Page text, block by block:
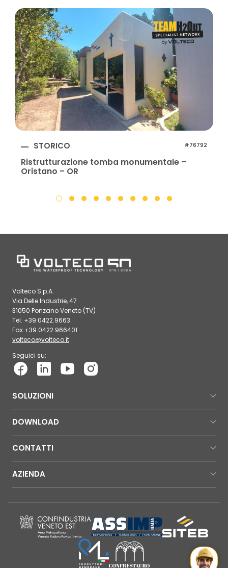
STORICO #76792
Ristrutturazione tomba monumentale –
Oristano – OR
Volteco S.p.A.
Via Delle Industrie, 47
31050 Ponzano Veneto (TV)
Tel. +39.0422.9663
Fax +39.0422.966401
volteco@volteco.it
Seguici su:
SOLUZIONI
DOWNLOAD
CONTATTI
AZIENDA
Mr